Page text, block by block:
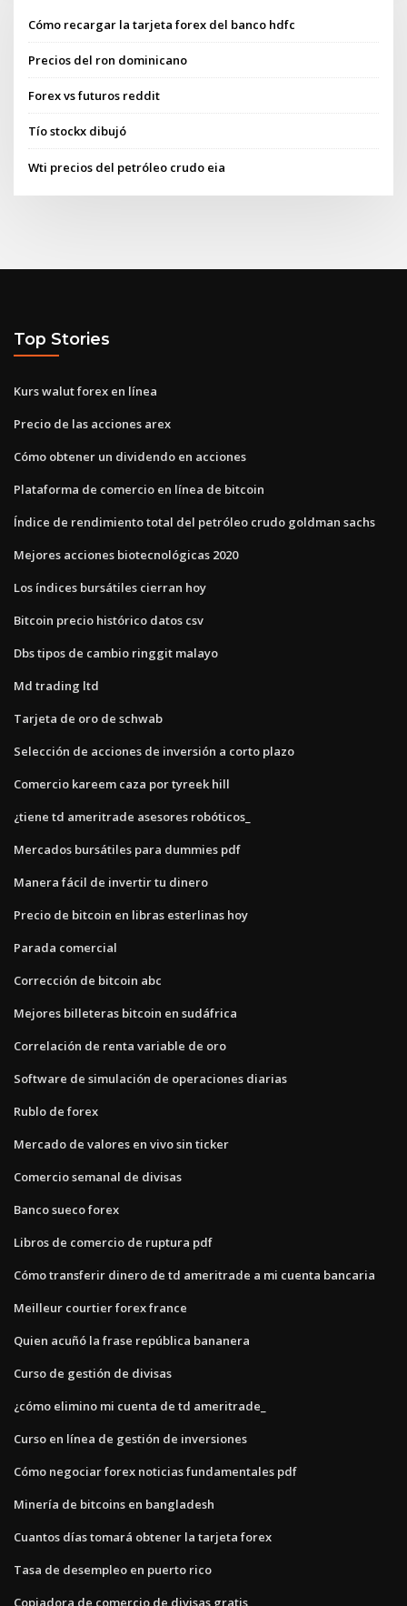
Cómo recargar la tarjeta forex del banco hdfc
Precios del ron dominicano
Forex vs futuros reddit
Tío stockx dibujó
Wti precios del petróleo crudo eia
Top Stories
Kurs walut forex en línea
Precio de las acciones arex
Cómo obtener un dividendo en acciones
Plataforma de comercio en línea de bitcoin
Índice de rendimiento total del petróleo crudo goldman sachs
Mejores acciones biotecnológicas 2020
Los índices bursátiles cierran hoy
Bitcoin precio histórico datos csv
Dbs tipos de cambio ringgit malayo
Md trading ltd
Tarjeta de oro de schwab
Selección de acciones de inversión a corto plazo
Comercio kareem caza por tyreek hill
¿tiene td ameritrade asesores robóticos_
Mercados bursátiles para dummies pdf
Manera fácil de invertir tu dinero
Precio de bitcoin en libras esterlinas hoy
Parada comercial
Corrección de bitcoin abc
Mejores billeteras bitcoin en sudáfrica
Correlación de renta variable de oro
Software de simulación de operaciones diarias
Rublo de forex
Mercado de valores en vivo sin ticker
Comercio semanal de divisas
Banco sueco forex
Libros de comercio de ruptura pdf
Cómo transferir dinero de td ameritrade a mi cuenta bancaria
Meilleur courtier forex france
Quien acuñó la frase república bananera
Curso de gestión de divisas
¿cómo elimino mi cuenta de td ameritrade_
Curso en línea de gestión de inversiones
Cómo negociar forex noticias fundamentales pdf
Minería de bitcoins en bangladesh
Cuantos días tomará obtener la tarjeta forex
Tasa de desempleo en puerto rico
Copiadora de comercio de divisas gratis